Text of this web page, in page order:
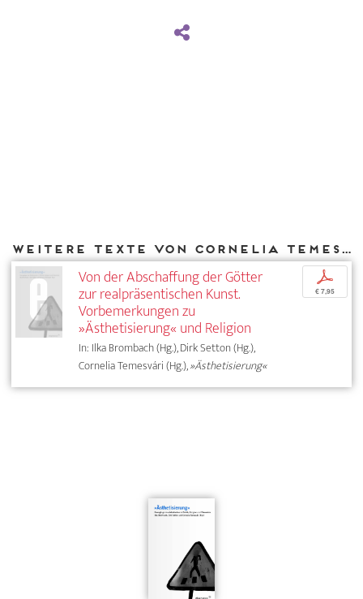
Weitere Texte von Cornelia Temesvári bei DIAPHANES
Von der Abschaffung der Götter
zur realpräsentischen Kunst.
Vorbemerkungen zu
»Ästhetisierung« und Religion
In: Ilka Brombach (Hg.), Dirk Setton (Hg.),
Cornelia Temesvári (Hg.),»Ästhetisierung«
p
€ 7,95